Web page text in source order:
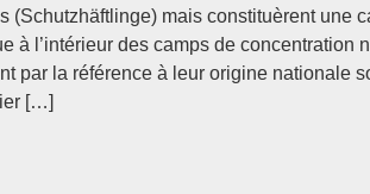
(Schutzhäftlinge) mais constituèrent une
à l’intérieur des camps de concentration
par la référence à leur origine nationale
[…]